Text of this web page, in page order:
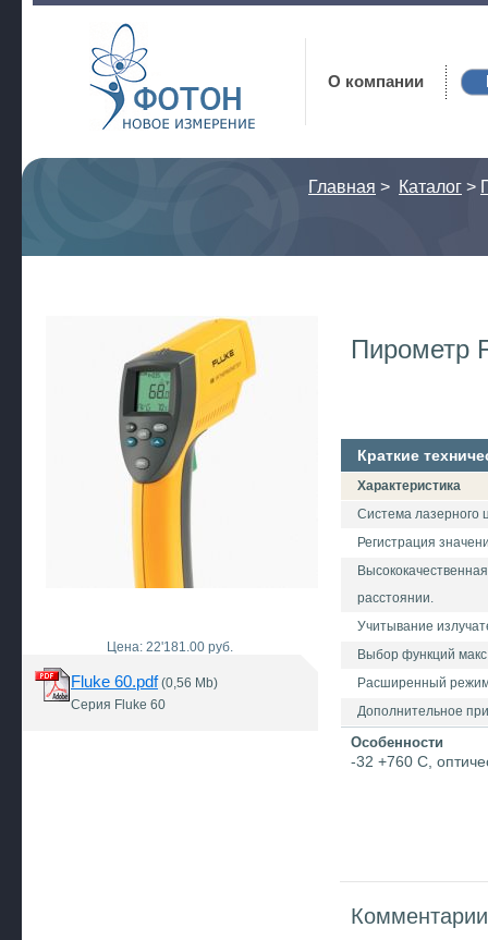
Фотон
О компании
Главная > Каталог >
Цена: 22'181.00 руб.
Fluke 60.pdf(0,56 Mb)
Серия Fluke 60
Пирометр
Краткие
Характеристика
Система лазерного
Регистрация
расстоянии.
Учитывание
Выбор функций
Расширенный
Дополнительное
Особенности
-32 +760 C,